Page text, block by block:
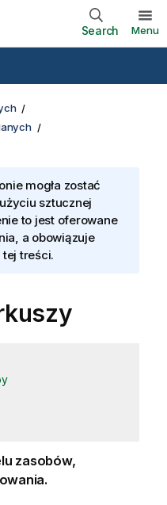
Search Menu
mogła zostać
sztucznej
to jest oferowane
a obowiązuje
treści.
zasobów,